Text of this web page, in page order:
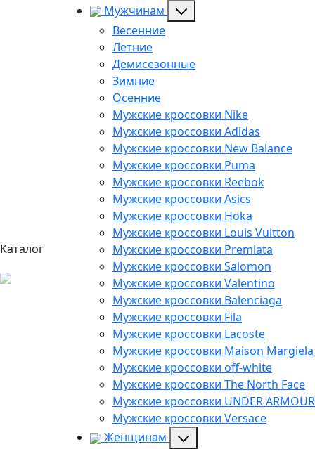
Каталог
Мужчинам
Весенние
Летние
Демисезонные
Зимние
Осенние
Мужские кроссовки Nike
Мужские кроссовки Adidas
Мужские кроссовки New Balance
Мужские кроссовки Puma
Мужские кроссовки Reebok
Мужские кроссовки Asics
Мужские кроссовки Hoka
Мужские кроссовки Louis Vuitton
Мужские кроссовки Premiata
Мужские кроссовки Salomon
Мужские кроссовки Valentino
Мужские кроссовки Balenciaga
Мужские кроссовки Fila
Мужские кроссовки Lacoste
Мужские кроссовки Maison Margiela
Мужские кроссовки off-white
Мужские кроссовки The North Face
Мужские кроссовки UNDER ARMOUR
Мужские кроссовки Versace
Женщинам